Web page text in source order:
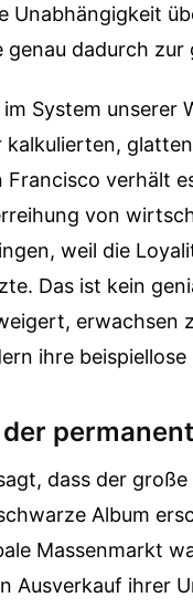
Unabhängigkeit
genau dadurch zur
System unserer
Francisco verhält
von
weil die
Das ist kein
erwachsen
ihre beispiellose
dass der
Album
Massenmarkt
Ausverkauf ihrer